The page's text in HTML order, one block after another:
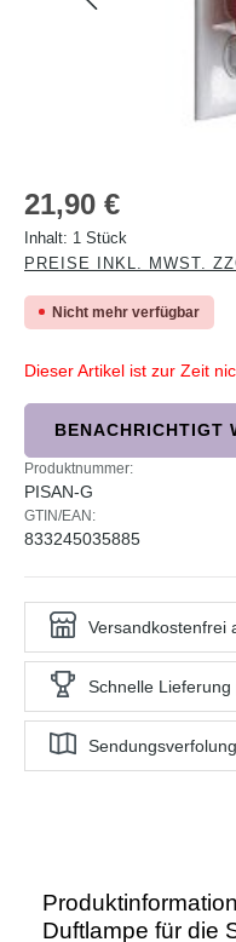
Regulärer Preis:
21,90 €
Inhalt: 1 Stück
PREISE INKL. MWST.
Nicht mehr verfügbar
Dieser Artikel ist zur Zeit
BENACHRICHTIGT
Produktnummer:
PISAN-G
GTIN/EAN:
833245035885
Versandkostenfrei
Schnelle Lieferung
Sendungsverfolung
Duftlampe für die